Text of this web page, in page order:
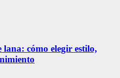
cómo elegir estilo,